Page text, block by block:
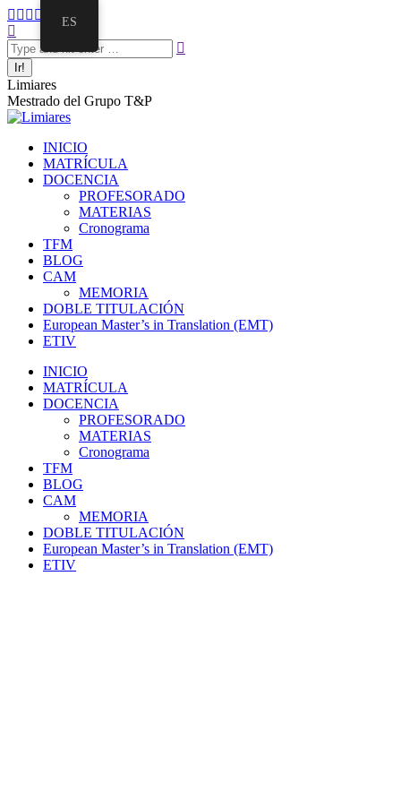
Limiares
Mestrado del Grupo T&P
INICIO
MATRÍCULA
DOCENCIA
PROFESORADO
MATERIAS
Cronograma
TFM
BLOG
CAM
MEMORIA
DOBLE TITULACIÓN
European Master’s in Translation (EMT)
ETIV
INICIO
MATRÍCULA
DOCENCIA
PROFESORADO
MATERIAS
Cronograma
TFM
BLOG
CAM
MEMORIA
DOBLE TITULACIÓN
European Master’s in Translation (EMT)
ETIV
ES